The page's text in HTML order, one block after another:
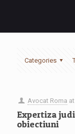
Categories
Avocat Roma at
Expertiza
obiectiuni